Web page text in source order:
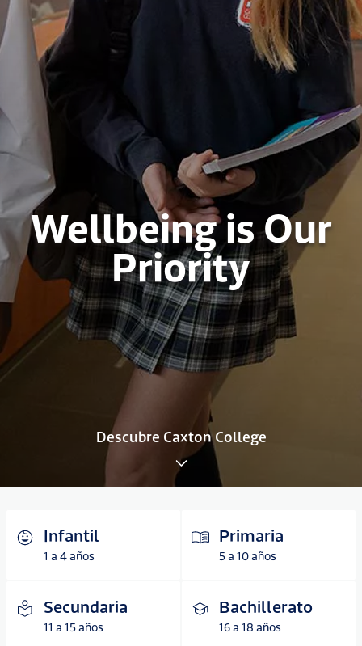
Wellbeing is Our
Priority
Descubre Caxton College
Infantil
1 a 4 años
Primaria
5 a 10 años
Secundaria
11 a 15 años
Bachillerato
16 a 18 años